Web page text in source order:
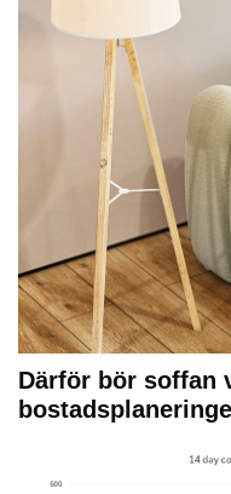
Därför bör soffan